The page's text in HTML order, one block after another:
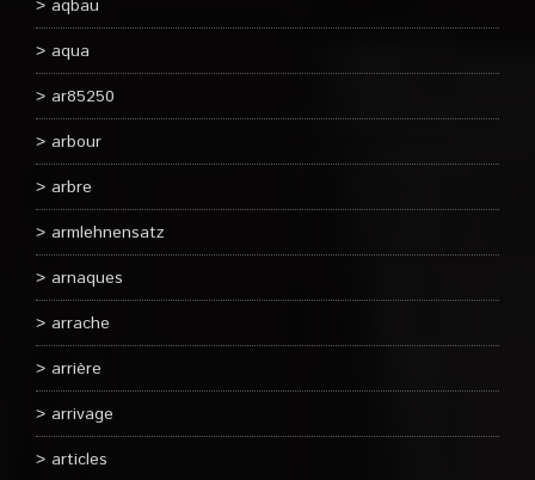
aqbau
aqua
ar85250
arbour
arbre
armlehnensatz
arnaques
arrache
arrière
arrivage
articles